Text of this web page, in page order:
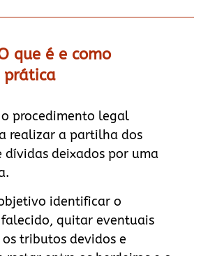
que é e como
prática
procedimento legal
realizar a partilha dos
dívidas deixados por uma
identificar o
quitar eventuais
tributos devidos e